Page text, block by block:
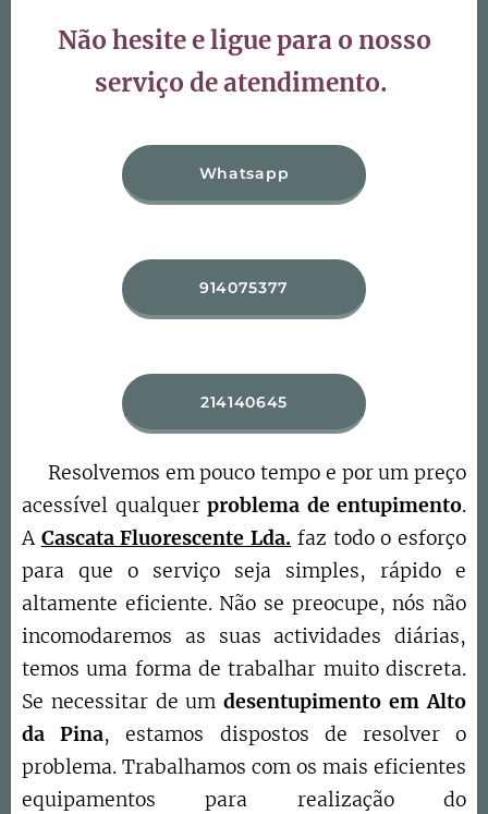
Não hesite e ligue para o nosso
serviço de atendimento.
Whatsapp
914075377
214140645
Resolvemos em pouco tempo e por um preço
acessível qualquer problema de entupimento.
A Cascata Fluorescente Lda. faz todo o esforço
para que o serviço seja simples, rápido e
altamente eficiente. Não se preocupe, nós não
incomodaremos as suas actividades diárias,
temos uma forma de trabalhar muito discreta.
Se necessitar de umdesentupimento em Alto
da Pina, estamos dispostos de resolver o
problema. Trabalhamos com os mais eficientes
equipamentos para realização do